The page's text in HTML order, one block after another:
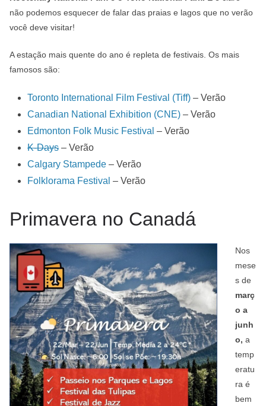
não podemos esquecer de falar das praias e lagos que no verão
você deve visitar!
A estação mais quente do ano é repleta de festivais. Os mais
famosos são:
Toronto International Film Festival (Tiff) – Verão
Canadian National Exhibition (CNE) – Verão
Edmonton Folk Music Festival – Verão
K-Days – Verão
Calgary Stampede – Verão
Folklorama Festival – Verão
Primavera no Canadá
Nos
mese
s de
març
o a
junh
o, a
temp
eratu
ra é
bem